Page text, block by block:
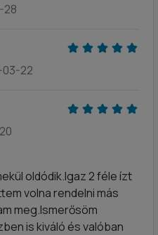
28
22
oldódik.Igaz 2 féle ízt
volna rendelni más
meg.Ismerősöm
is kiváló és valóban